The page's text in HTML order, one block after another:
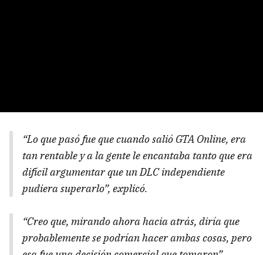
“Lo que pasó fue que cuando salió GTA Online, era
tan rentable y a la gente le encantaba tanto que era
difícil argumentar que un DLC independiente
pudiera superarlo”, explicó.
“Creo que, mirando ahora hacia atrás, diría que
probablemente se podrían hacer ambas cosas, pero